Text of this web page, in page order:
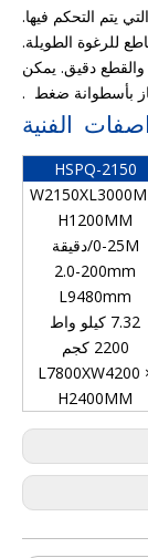
يتم التحكم فيها.
للرغوة الطويلة.
والقطع دقيق. يمكن
بأسطوانة ضغط .
الفنية
HSPQ-2150
H1200MM
0-25M/دقيقة
2.0-200mm
L9480mm
7.32 كيلو واط
2200 كجم
L7800XW4200
H2400MM